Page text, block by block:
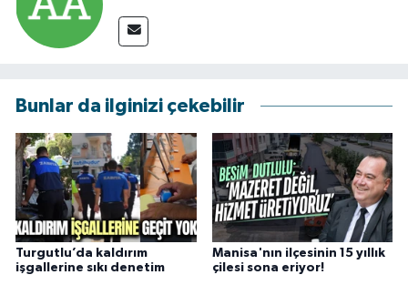
Bunlar da ilginizi çekebilir
Turgutlu’da kaldırım
işgallerine sıkı denetim
Manisa'nın ilçesinin 15 yıllık
çilesi sona eriyor!